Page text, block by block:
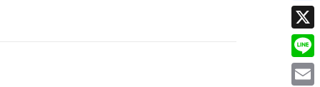
X
Line